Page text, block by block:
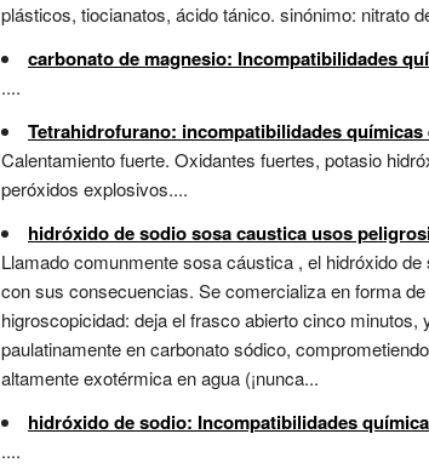
plásticos, tiocianatos, ácido tánico. sinónimo: nitrato
carbonato de magnesio: Incompatibilidades
....
Tetrahidrofurano: incompatibilidades
Calentamiento fuerte. Oxidantes fuertes, potasio
peróxidos explosivos....
hidróxido de sodio sosa caustica usos
Llamado comunmente sosa cáustica , el hidróxido
con sus consecuencias. Se comercializa en forma
higroscopicidad: deja el frasco abierto cinco
paulatinamente en carbonato sódico,
altamente exotérmica en agua (¡nunca...
hidróxido de sodio: Incompatibilidades
....